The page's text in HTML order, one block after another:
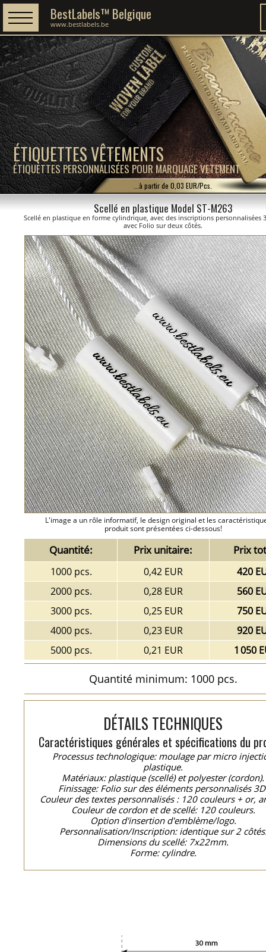
ÉTIQUETTES VÊTEMENTS
ÉTIQUETTES PERSONNALISÉES POUR MARQUAGE VETEMENT
BestLabels™ Belgique
www.bestlabels.be
...à partir de 0,03 EUR/Pcs.
Scellé en plastique Model ST-M263
Scellé en plastique en forme cylindrique, avec des inscriptions personnalisées
avec Folio sur deux côtés.
L'image a un rôle informatif, le design original et les
produit sont présentées ci-dessous!
Quantité: Prix unitaire: Prix
1000 pcs. 0,42 EUR
420
2000 pcs.
0,28 EUR
560
3000 pcs.
0,25 EUR
750
4000 pcs.
0,23 EUR
920
5000 pcs.
0,21 EUR 1 050
Quantité minimum: 1000 pcs.
DÉTAILS TECHNIQUES
Caractéristiques générales et spécifications du
Processus technologique: moulage par micro
plastique.
Matériaux: plastique (scellé) et polyester (cordon).
Finissage: Folio sur des éléments personnalisés
Couleur des textes personnalisés : 120 couleurs + or,
Couleur de cordon et de scellé: 120 couleurs.
Option d'insertion d'emblème/logo.
Personnalisation/Inscription: identique sur 2
Dimensions du scellé: 7x22mm.
Forme: cylindre.